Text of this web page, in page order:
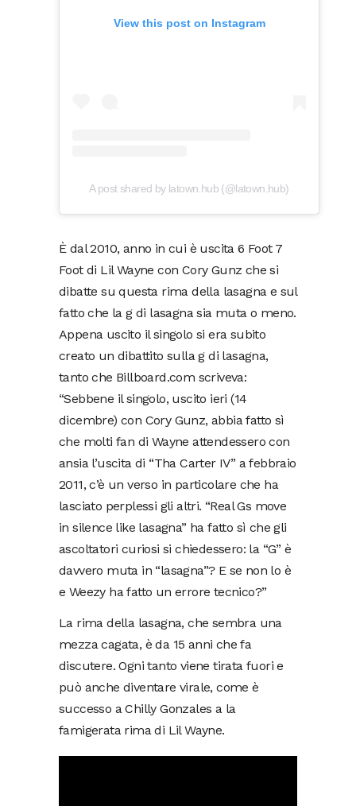
View this post on Instagram
A post shared by latown.hub (@latown.hub)
È dal 2010, anno in cui è uscita 6 Foot 7
Foot di Lil Wayne con Cory Gunz che si
dibatte su questa rima della lasagna e sul
fatto che la g di lasagna sia muta o meno.
Appena uscito il singolo si era subito
creato un dibattito sulla g di lasagna,
tanto che Billboard.com scriveva:
“Sebbene il singolo, uscito ieri (14
dicembre) con Cory Gunz, abbia fatto sì
che molti fan di Wayne attendessero con
ansia l’uscita di “Tha Carter IV” a febbraio
2011, c’è un verso in particolare che ha
lasciato perplessi gli altri. “Real Gs move
in silence like lasagna” ha fatto sì che gli
ascoltatori curiosi si chiedessero: la “G” è
davvero muta in “lasagna”? E se non lo è
e Weezy ha fatto un errore tecnico?”
La rima della lasagna, che sembra una
mezza cagata, è da 15 anni che fa
discutere. Ogni tanto viene tirata fuori e
può anche diventare virale, come è
successo a Chilly Gonzales a la
famigerata rima di Lil Wayne.